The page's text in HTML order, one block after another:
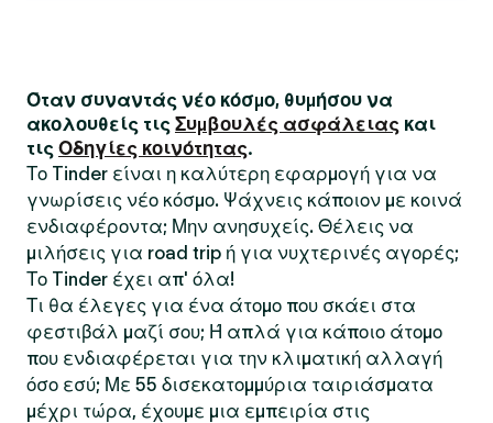
Όταν συναντάς νέο κόσμο, θυμήσου να
ακολουθείς τις Συμβουλές ασφάλειας και
τις Οδηγίες κοινότητας.
Το Tinder είναι η καλύτερη εφαρμογή για να
γνωρίσεις νέο κόσμο. Ψάχνεις κάποιον με κοινά
ενδιαφέροντα; Μην ανησυχείς. Θέλεις να
μιλήσεις για road trip ή για νυχτερινές αγορές;
Το Tinder έχει απ' όλα!
Τι θα έλεγες για ένα άτομο που σκάει στα
φεστιβάλ μαζί σου; Ή απλά για κάποιο άτομο
που ενδιαφέρεται για την κλιματική αλλαγή
όσο εσύ; Με 55 δισεκατομμύρια ταιριάσματα
μέχρι τώρα, έχουμε μια εμπειρία στις